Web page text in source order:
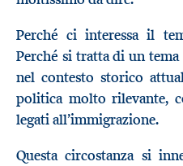
Perché ci interessa il
Perché si tratta di un
nel contesto storico
politica molto rilevante,
legati all’immigrazione.
Questa circostanza si